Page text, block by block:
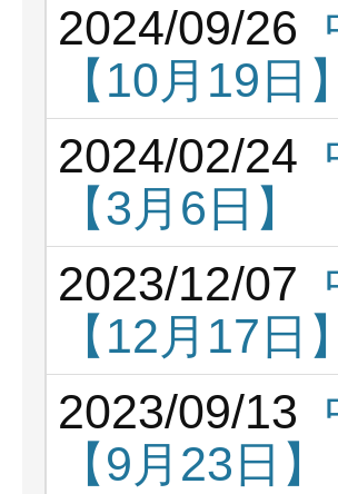
2024/09/26
【10月19日】
2024/02/24
【3月6日】
2023/12/07
【12月17日】
2023/09/13
【9月23日】